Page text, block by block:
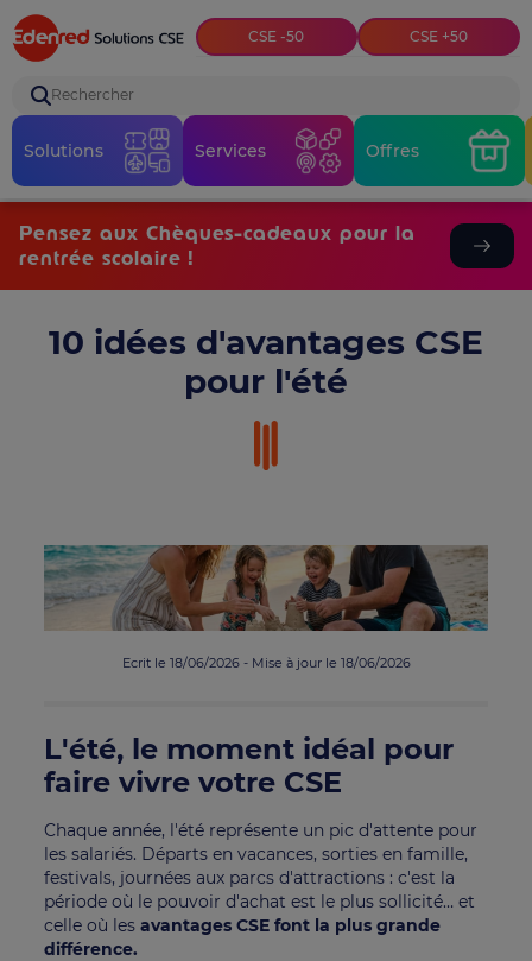
Top menu
CSE -50 CSE +50
Rechercher
Solutions Services Offres
Pensez aux Chèques-cadeaux pour la
rentrée scolaire !
10 idées d'avantages CSE
pour l'été
Ecrit le 18/06/2026 - Mise à jour le 18/06/2026
L'été, le moment idéal pour
faire vivre votre CSE
Chaque année, l'été représente un pic d'attente pour
les salariés. Départs en vacances, sorties en famille,
festivals, journées aux parcs d'attractions : c'est la
période où le pouvoir d'achat est le plus sollicité… et
celle où lesavantages CSE font la plus grande
différence.